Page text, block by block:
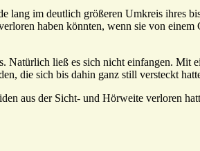
lang im deutlich größeren Umkreis ihres
haben könnten, wenn sie von
Natürlich ließ es sich nicht einfangen. Mit
die sich bis dahin ganz still versteckt
aus der Sicht- und Hörweite verloren